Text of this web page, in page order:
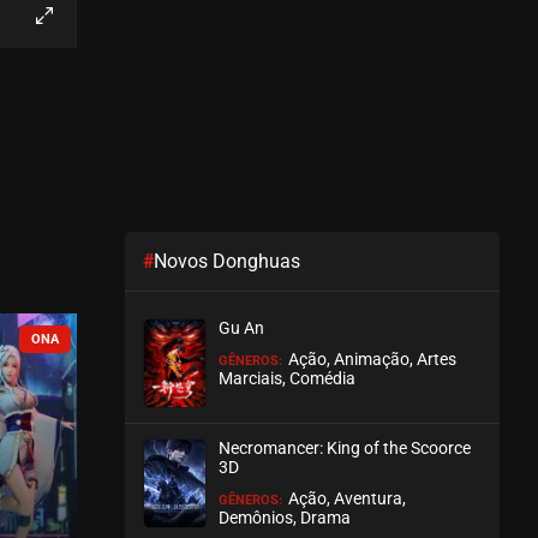
EPISÓDIO 23
ASSISTIDO
EPISÓDIO 21
EM BREVE COMPLETO
#Novos Donghuas
Gu An
GÊNEROS: Ação, Animação, Artes
Marciais, Comédia
Necromancer: King of the Scoorce
3D
GÊNEROS: Ação, Aventura,
Demônios, Drama